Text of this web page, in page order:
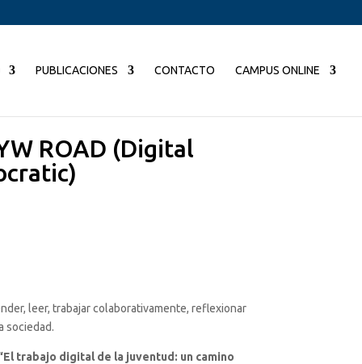
PUBLICACIONES CONTACTO CAMPUS ONLINE
ROAD (Digital
leer, trabajar colaborativamente, reflexionar
sociedad.
trabajo digital de la juventud: un camino